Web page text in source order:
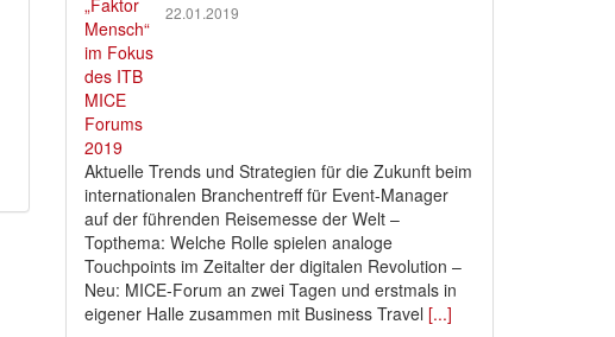
22.01.2019
Aktuelle Trends und Strategien für die Zukunft beim
internationalen Branchentreff für Event-Manager
auf der führenden Reisemesse der Welt –
Topthema: Welche Rolle spielen analoge
Touchpoints im Zeitalter der digitalen Revolution –
Neu: MICE-Forum an zwei Tagen und erstmals in
eigener Halle zusammen mit Business Travel [...]